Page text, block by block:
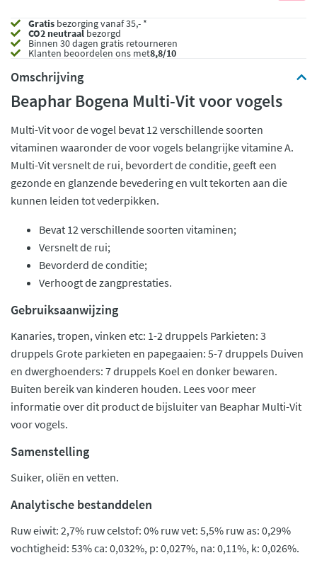
Gratis bezorging vanaf 35,- *
CO2 neutraalbezorgd
Binnen 30 dagen gratis retourneren
Klanten beoordelen ons met8,8/10
Omschrijving
Beaphar Bogena Multi-Vit voor vogels
Multi-Vit voor de vogel bevat 12 verschillende soorten
vitaminen waaronder de voor vogels belangrijke vitamine A.
Multi-Vit versnelt de rui, bevordert de conditie, geeft een
gezonde en glanzende bevedering en vult tekorten aan die
kunnen leiden tot vederpikken.
Bevat 12 verschillende soorten vitaminen;
Versnelt de rui;
Bevorderd de conditie;
Verhoogt de zangprestaties.
Gebruiksaanwijzing
Kanaries, tropen, vinken etc: 1-2 druppels Parkieten: 3
druppels Grote parkieten en papegaaien: 5-7 druppels Duiven
en dwerghoenders: 7 druppels Koel en donker bewaren.
Buiten bereik van kinderen houden. Lees voor meer
informatie over dit product de bijsluiter van Beaphar Multi-Vit
voor vogels.
Samenstelling
Suiker, oliën en vetten.
Analytische bestanddelen
Ruw eiwit: 2,7% ruw celstof: 0% ruw vet: 5,5% ruw as: 0,29%
vochtigheid: 53% ca: 0,032%, p: 0,027%, na: 0,11%, k: 0,026%.